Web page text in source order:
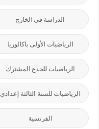
الدراسة في الخارج
الرياضيات الأولى باكالوريا
الرياضيات للجذع المشترك
الرياضيات للسنة الثالثة إعدادي
الفرنسية